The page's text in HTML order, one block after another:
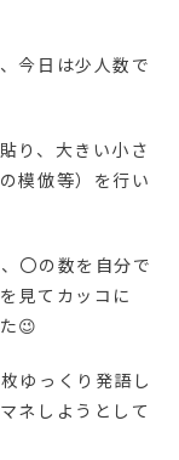
今日は少人数で
り、大きい小さ
模倣等）を行い
〇の数を自分で
見てカッコに
😉
ゆっくり発語し
ネしようとして